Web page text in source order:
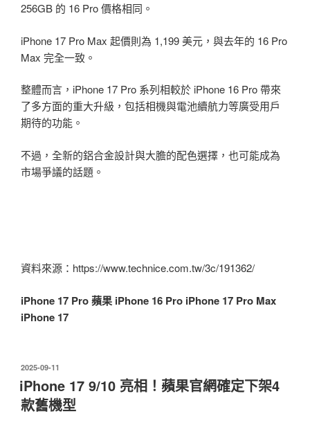
256GB 的 16 Pro 價格相同。
iPhone 17 Pro Max 起價則為 1,199 美元，與去年的 16 Pro
Max 完全一致。
整體而言，iPhone 17 Pro 系列相較於 iPhone 16 Pro 帶來
了多方面的重大升級，包括相機與電池續航力等廣受用戶
期待的功能。
不過，全新的鋁合金設計與大膽的配色選擇，也可能成為
市場爭議的話題。
資料來源：https://www.technice.com.tw/3c/191362/
iPhone 17 Pro蘋果 iPhone 16 Pro iPhone 17 Pro Max
iPhone 17
發
佈
於
2025-09-11
iPhone 17 9/10 亮相！蘋果官網確定下架4
款舊機型